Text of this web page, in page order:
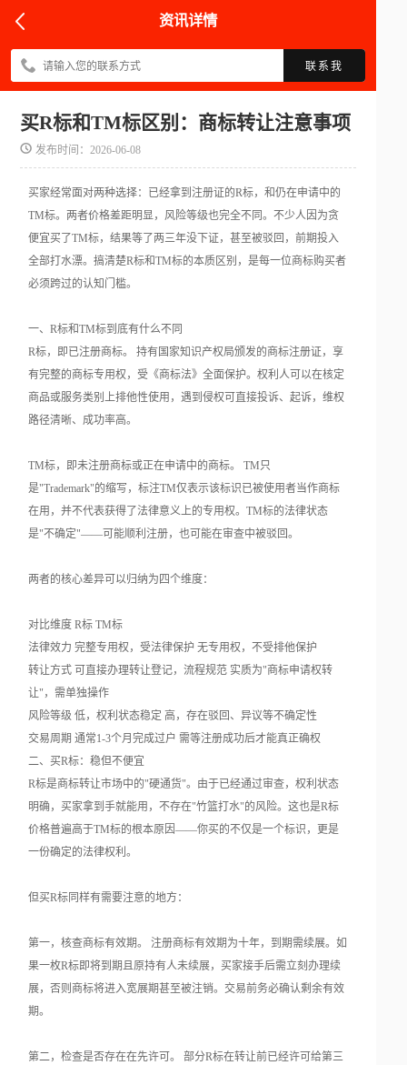
资讯详情
联系我
买R标和TM标区别：商标转让注意事项
发布时间：2026-06-08
买家经常面对两种选择：已经拿到注册证的R标，和仍在申请中的
TM标。两者价格差距明显，风险等级也完全不同。不少人因为贪
便宜买了TM标，结果等了两三年没下证，甚至被驳回，前期投入
全部打水漂。搞清楚R标和TM标的本质区别，是每一位商标购买者
必须跨过的认知门槛。
一、R标和TM标到底有什么不同
R标，即已注册商标。 持有国家知识产权局颁发的商标注册证，享
有完整的商标专用权，受《商标法》全面保护。权利人可以在核定
商品或服务类别上排他性使用，遇到侵权可直接投诉、起诉，维权
路径清晰、成功率高。
TM标，即未注册商标或正在申请中的商标。 TM只
是"Trademark"的缩写，标注TM仅表示该标识已被使用者当作商标
在用，并不代表获得了法律意义上的专用权。TM标的法律状态
是"不确定"——可能顺利注册，也可能在审查中被驳回。
两者的核心差异可以归纳为四个维度：
对比维度 R标 TM标
法律效力 完整专用权，受法律保护 无专用权，不受排他保护
转让方式 可直接办理转让登记，流程规范 实质为"商标申请权转
让"，需单独操作
风险等级 低，权利状态稳定 高，存在驳回、异议等不确定性
交易周期 通常1-3个月完成过户 需等注册成功后才能真正确权
二、买R标：稳但不便宜
R标是商标转让市场中的"硬通货"。由于已经通过审查，权利状态
明确，买家拿到手就能用，不存在"竹篮打水"的风险。这也是R标
价格普遍高于TM标的根本原因——你买的不仅是一个标识，更是
一份确定的法律权利。
但买R标同样有需要注意的地方：
第一，核查商标有效期。 注册商标有效期为十年，到期需续展。如
果一枚R标即将到期且原持有人未续展，买家接手后需立刻办理续
展，否则商标将进入宽展期甚至被注销。交易前务必确认剩余有效
期。
第二，检查是否存在在先许可。 部分R标在转让前已经许可给第三